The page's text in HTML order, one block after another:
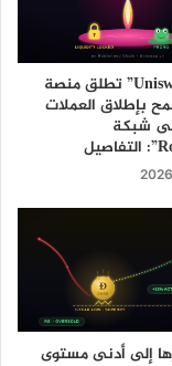
منصة “Uniswap” تطلق منصة
بإطلاق العملات
شبكة
إلى أدنى مستوى